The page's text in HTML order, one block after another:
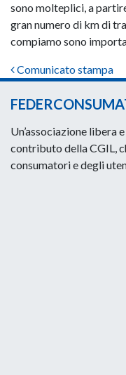
sono molteplici, a
gran numero di km di
compiamo sono
Post
Comunicato stampa
Un’associazione libera
contributo della CGIL,
consumatori e degli